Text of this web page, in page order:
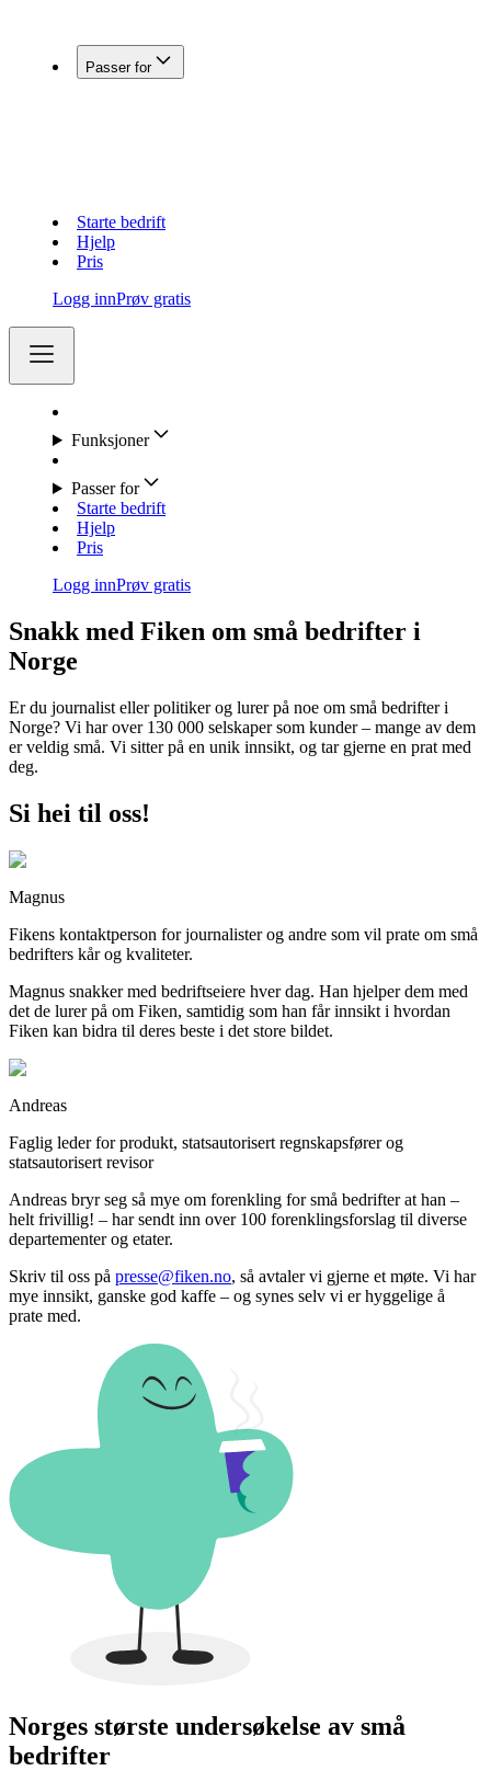
Passer for
Starte bedrift
Hjelp
Pris
Logg innPrøv gratis
Funksjoner
Passer for
Starte bedrift
Hjelp
Pris
Logg innPrøv gratis
Snakk med Fiken om små bedrifter i
Norge
Er du journalist eller politiker og lurer på noe om små bedrifter i
Norge? Vi har over 130 000 selskaper som kunder – mange av dem
er veldig små. Vi sitter på en unik innsikt, og tar gjerne en prat med
deg.
Si hei til oss!
Magnus
Fikens kontaktperson for journalister og andre som vil prate om små
bedrifters kår og kvaliteter.
Magnus snakker med bedriftseiere hver dag. Han hjelper dem med
det de lurer på om Fiken, samtidig som han får innsikt i hvordan
Fiken kan bidra til deres beste i det store bildet.
Andreas
Faglig leder for produkt, statsautorisert regnskapsfører og
statsautorisert revisor
Andreas bryr seg så mye om forenkling for små bedrifter at han –
helt frivillig! – har sendt inn over 100 forenklingsforslag til diverse
departementer og etater.
Skriv til oss på presse@fiken.no, så avtaler vi gjerne et møte. Vi har
mye innsikt, ganske god kaffe – og synes selv vi er hyggelige å
prate med.
Norges største undersøkelse av små
bedrifter